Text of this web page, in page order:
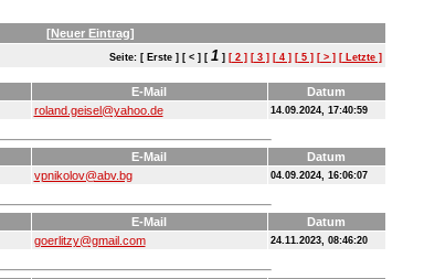
[Neuer Eintrag]
Seite: [ Erste ] [ < ] [ 1] [ 2 ] [ 3 ] [ 4 ] [ 5 ] [ > ] [ Letzte ]
E-Mail
Datum
roland.geisel@yahoo.de 14.09.2024, 17:40:59
E-Mail
Datum
vpnikolov@abv.bg 04.09.2024, 16:06:07
E-Mail
Datum
goerlitzy@gmail.com 24.11.2023, 08:46:20